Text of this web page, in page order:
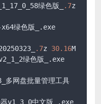
绿色版_ .7
.7z 30.16M
网盘批量管理工具